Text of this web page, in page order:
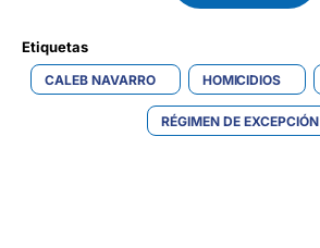
Etiquetas
CALEB NAVARRO HOMICIDIOS
RÉGIMEN DE EXCEPCIÓN